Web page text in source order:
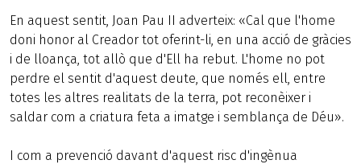
En aquest sentit, Joan Pau II adverteix: «Cal que l'home
doni honor al Creador tot oferint-li, en una acció de gràcies
i de lloança, tot allò que d'Ell ha rebut. L'home no pot
perdre el sentit d'aquest deute, que només ell, entre
totes les altres realitats de la terra, pot reconèixer i
saldar com a criatura feta a imatge i semblança de Déu».
I com a prevenció davant d'aquest risc d'ingènua